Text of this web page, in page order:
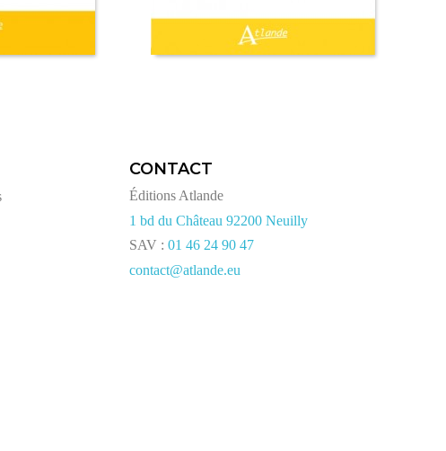
CONTACT
Éditions Atlande
1 bd du Château 92200 Neuilly
SAV :01 46 24 90 47
contact@atlande.eu